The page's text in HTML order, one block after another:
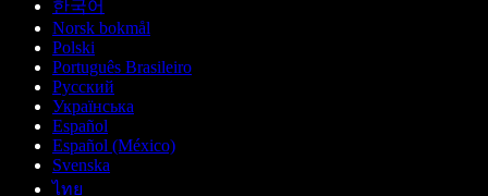
한국어
Norsk bokmål
Polski
Português Brasileiro
Русский
Українська
Español
Español (México)
Svenska
ไทย